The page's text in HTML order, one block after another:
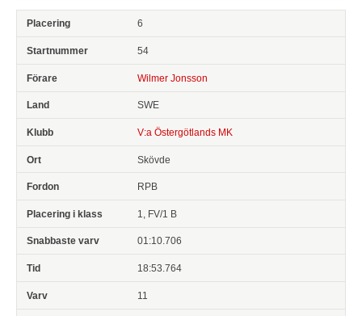
6
54
Wilmer Jonsson
SWE
V:a Östergötlands MK
Skövde
RPB
1, FV/1 B
01:10.706
18:53.764
11